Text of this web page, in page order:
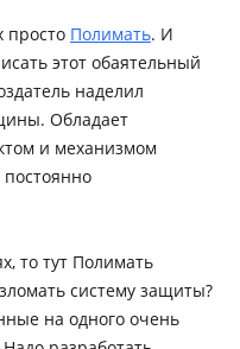
просто Полимать. И
этот обаятельный
наделил
Обладает
и механизмом
то тут Полимать
систему защиты?
на одного очень